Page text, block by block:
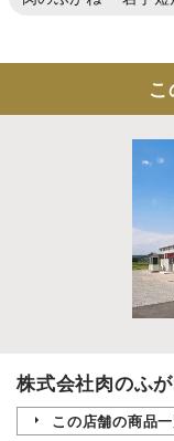
株式会社肉のふ
この店舗の商品